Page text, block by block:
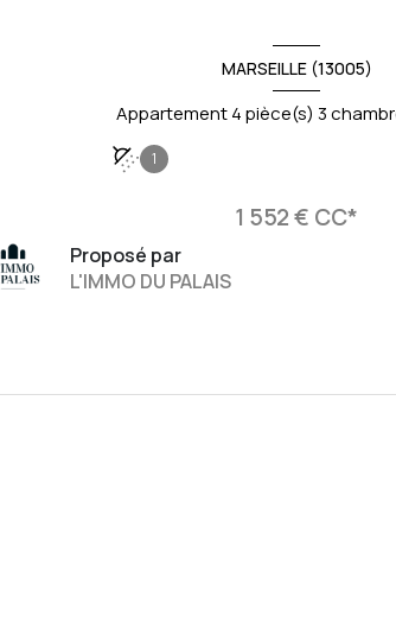
MARSEILLE (13005)
1
1 552 € CC*
Proposé par
L'IMMO DU PALAIS